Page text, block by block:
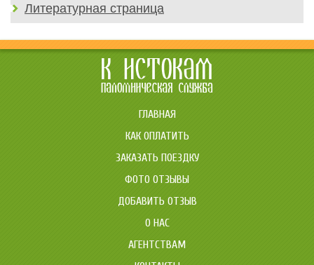
Литературная страница
ГЛАВНАЯ
КАК ОПЛАТИТЬ
ЗАКАЗАТЬ ПОЕЗДКУ
ФОТО ОТЗЫВЫ
ДОБАВИТЬ ОТЗЫВ
О НАС
АГЕНТСТВАМ